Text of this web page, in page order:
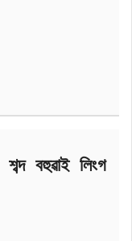
বহুৱাই লিংগ